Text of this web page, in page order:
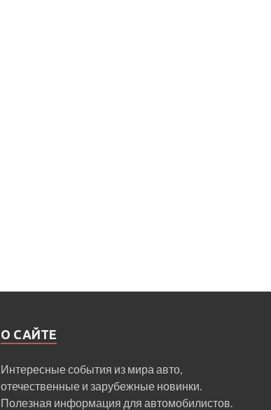
О САЙТЕ
Интересные события из мира авто,
отечественные и зарубежные новинки.
Полезная информация для автомобилистов.